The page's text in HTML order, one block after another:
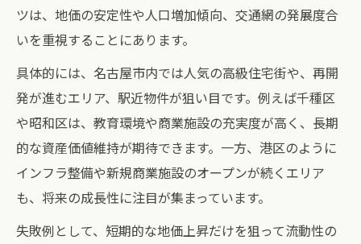
ツは、地価の安定性や人口増加傾向、交通網の発展度合
いを重視することにあります。
具体的には、名古屋市内では人気の高級住宅街や、再開
発が進むエリア、駅近物件が狙い目です。例えば千種区
や昭和区は、教育環境や商業施設の充実度が高く、長期
的な資産価値維持が期待できます。一方、港区のように
インフラ整備や新規商業施設のオープンが続くエリア
も、将来の成長性に注目が集まっています。
失敗例として、短期的な地価上昇だけを狙って流動性の